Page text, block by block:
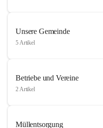
Unsere Gemeinde
5 Artikel
Betriebe und Vereine
2 Artikel
Müllentsorgung